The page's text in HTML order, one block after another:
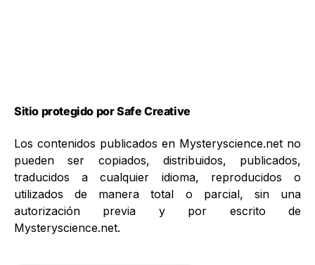
Sitio protegido por Safe Creative
Los contenidos publicados en Mysteryscience.net no
pueden ser copiados, distribuidos, publicados,
traducidos a cualquier idioma, reproducidos o
utilizados de manera total o parcial, sin una
autorización previa y por escrito de
Mysteryscience.net.